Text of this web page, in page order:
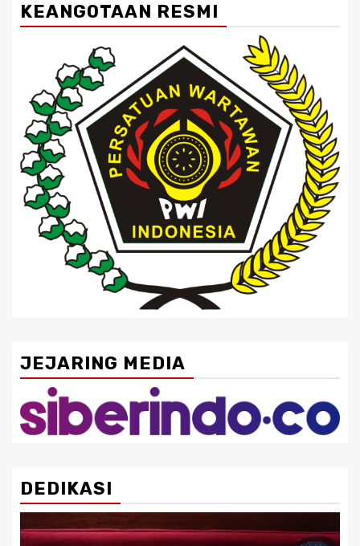
KEANGOTAAN RESMI
JEJARING MEDIA
DEDIKASI